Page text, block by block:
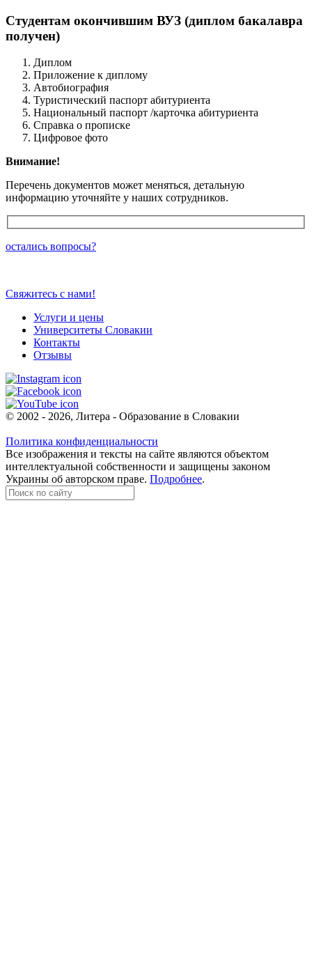
Студентам окончившим ВУЗ (диплом бакалавра
получен)
Диплом
Приложение к диплому
Автобиография
Туристический паспорт абитуриента
Национальный паспорт /карточка абитуриента
Справка о прописке
Цифровое фото
Внимание!
Перечень документов может меняться, детальную
информацию уточняйте у наших сотрудников.
остались вопросы?
Свяжитесь с нами!
Услуги и цены
Университеты Словакии
Контакты
Отзывы
© 2002 - 2026, Литера - Образование в Словакии
Политика конфиденциальности
Все изображения и тексты на сайте являются объектом
интеллектуальной собственности и защищены законом
Украины об авторском праве. Подробнее.